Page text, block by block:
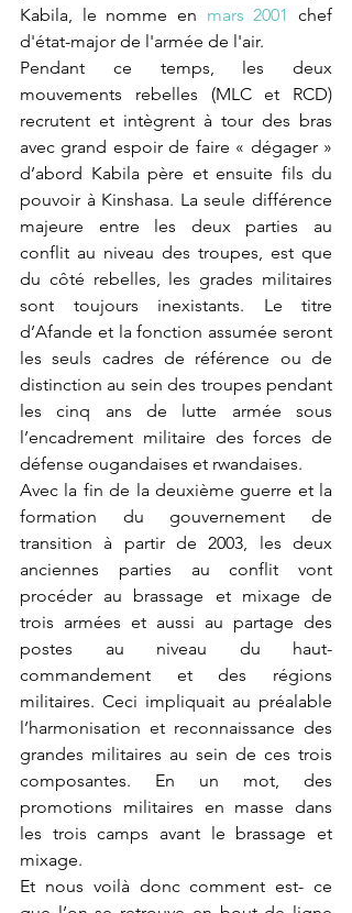
Kabila, le nomme en mars 2001 chef
d'état-major de l'armée de l'air.
Pendant ce temps, les deux
mouvements rebelles (MLC et RCD)
recrutent et intègrent à tour des bras
avec grand espoir de faire « dégager »
d’abord Kabila père et ensuite fils du
pouvoir à Kinshasa. La seule différence
majeure entre les deux parties au
conflit au niveau des troupes, est que
du côté rebelles, les grades militaires
sont toujours inexistants. Le titre
d’Afande et la fonction assumée seront
les seuls cadres de référence ou de
distinction au sein des troupes pendant
les cinq ans de lutte armée sous
l’encadrement militaire des forces de
défense ougandaises et rwandaises.
Avec la fin de la deuxième guerre et la
formation du gouvernement de
transition à partir de 2003, les deux
anciennes parties au conflit vont
procéder au brassage et mixage de
trois armées et aussi au partage des
postes au niveau du haut-
commandement et des régions
militaires. Ceci impliquait au préalable
l’harmonisation et reconnaissance des
grandes militaires au sein de ces trois
composantes. En un mot, des
promotions militaires en masse dans
les trois camps avant le brassage et
mixage.
Et nous voilà donc comment est- ce